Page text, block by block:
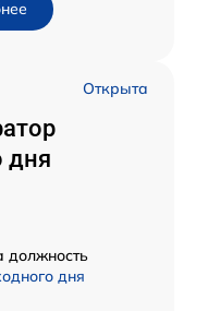
Открыта
дня
должность
дня